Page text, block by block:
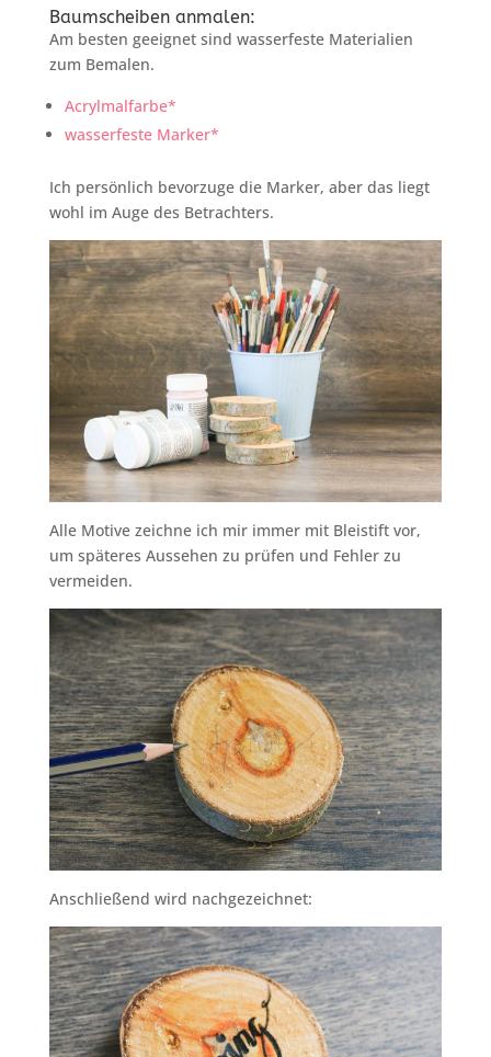
Baumscheiben anmalen:
Am besten geeignet sind wasserfeste Materialien
zum Bemalen.
Acrylmalfarbe*
wasserfeste Marker*
Ich persönlich bevorzuge die Marker, aber das liegt
wohl im Auge des Betrachters.
Alle Motive zeichne ich mir immer mit Bleistift vor,
um späteres Aussehen zu prüfen und Fehler zu
vermeiden.
Anschließend wird nachgezeichnet: